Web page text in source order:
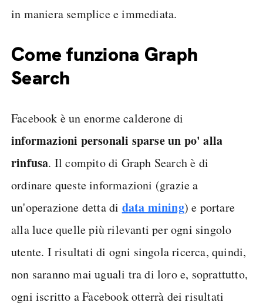
in maniera semplice e immediata.
Come funziona Graph
Search
Facebook è un enorme calderone di
informazioni personali sparse un po' alla
rinfusa. Il compito di Graph Search è di
ordinare queste informazioni (grazie a
un'operazione detta di data mining) e portare
alla luce quelle più rilevanti per ogni singolo
utente. I risultati di ogni singola ricerca, quindi,
non saranno mai uguali tra di loro e, soprattutto,
ogni iscritto a Facebook otterrà dei risultati